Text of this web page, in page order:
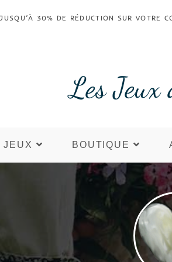
30% DE RÉDUCTION SUR VOTRE
Les Jeux
JEUX BOUTIQUE